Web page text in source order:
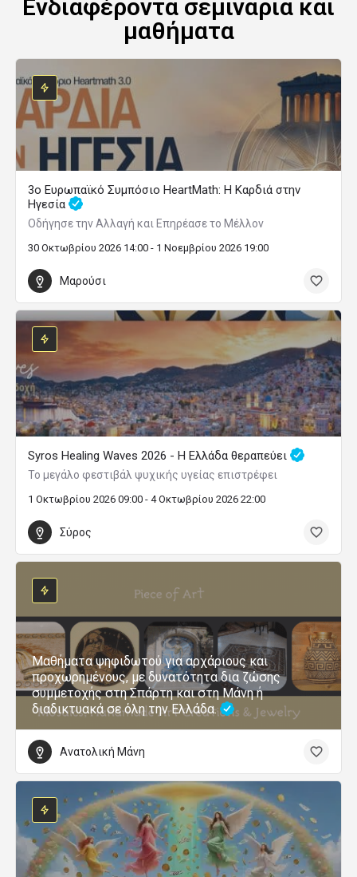
Ενδιαφέροντα σεμινάρια και
μαθήματα
3ο Ευρωπαϊκό Συμπόσιο HeartMath: Η Καρδιά στην
Ηγεσία
Οδήγησε την Αλλαγή και Επηρέασε το Μέλλον
30 Οκτωβρίου 2026 14:00 - 1 Νοεμβρίου 2026 19:00
Μαρούσι
Syros Healing Waves 2026 - Η Ελλάδα θεραπεύει
Το μεγάλο φεστιβάλ ψυχικής υγείας επιστρέφει
1 Οκτωβρίου 2026 09:00 - 4 Οκτωβρίου 2026 22:00
Σύρος
Μαθήματα ψηφιδωτού για αρχάριους και
προχωρημένους, με δυνατότητα δια ζώσης
συμμετοχής στη Σπάρτη και στη Μάνη ή
διαδικτυακά σε όλη την Ελλάδα.
Ανατολική Μάνη